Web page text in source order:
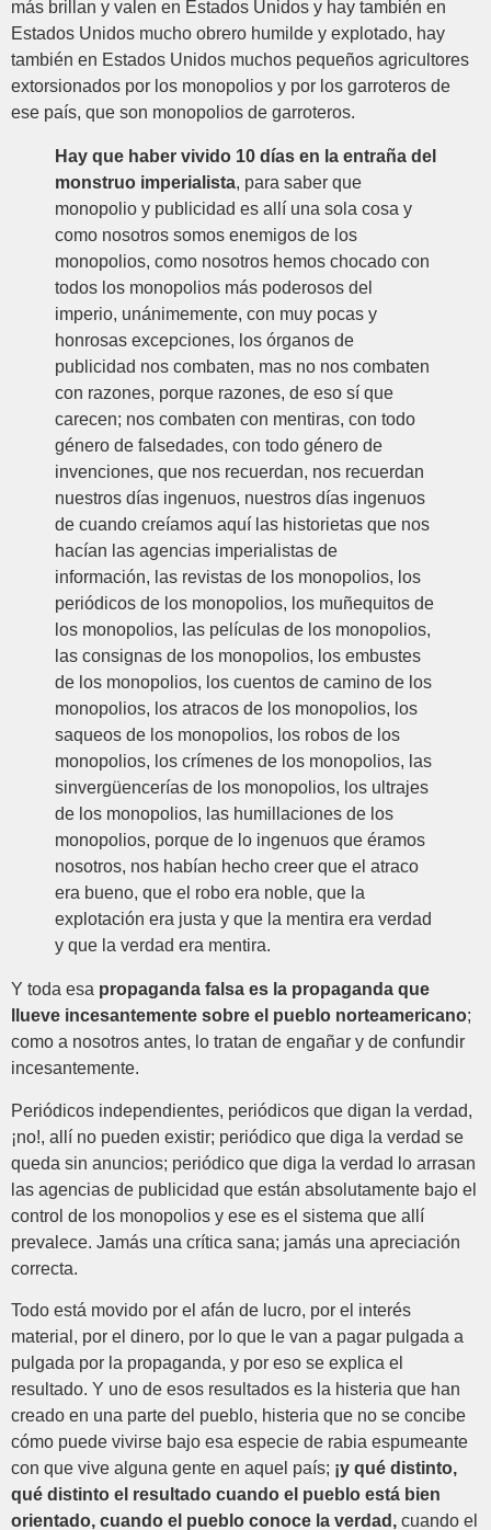
más brillan y valen en Estados Unidos y hay también en
Estados Unidos mucho obrero humilde y explotado, hay
también en Estados Unidos muchos pequeños agricultores
extorsionados por los monopolios y por los garroteros de
ese país, que son monopolios de garroteros.
Hay que haber vivido 10 días en la entraña del
monstruo imperialista, para saber que
monopolio y publicidad es allí una sola cosa y
como nosotros somos enemigos de los
monopolios, como nosotros hemos chocado con
todos los monopolios más poderosos del
imperio, unánimemente, con muy pocas y
honrosas excepciones, los órganos de
publicidad nos combaten, mas no nos combaten
con razones, porque razones, de eso sí que
carecen; nos combaten con mentiras, con todo
género de falsedades, con todo género de
invenciones, que nos recuerdan, nos recuerdan
nuestros días ingenuos, nuestros días ingenuos
de cuando creíamos aquí las historietas que nos
hacían las agencias imperialistas de
información, las revistas de los monopolios, los
periódicos de los monopolios, los muñequitos de
los monopolios, las películas de los monopolios,
las consignas de los monopolios, los embustes
de los monopolios, los cuentos de camino de los
monopolios, los atracos de los monopolios, los
saqueos de los monopolios, los robos de los
monopolios, los crímenes de los monopolios, las
sinvergüencerías de los monopolios, los ultrajes
de los monopolios, las humillaciones de los
monopolios, porque de lo ingenuos que éramos
nosotros, nos habían hecho creer que el atraco
era bueno, que el robo era noble, que la
explotación era justa y que la mentira era verdad
y que la verdad era mentira.
Y toda esa propaganda falsa es la propaganda que
llueve incesantemente sobre el pueblo norteamericano;
como a nosotros antes, lo tratan de engañar y de confundir
incesantemente.
Periódicos independientes, periódicos que digan la verdad,
¡no!, allí no pueden existir; periódico que diga la verdad se
queda sin anuncios; periódico que diga la verdad lo arrasan
las agencias de publicidad que están absolutamente bajo el
control de los monopolios y ese es el sistema que allí
prevalece. Jamás una crítica sana; jamás una apreciación
correcta.
Todo está movido por el afán de lucro, por el interés
material, por el dinero, por lo que le van a pagar pulgada a
pulgada por la propaganda, y por eso se explica el
resultado. Y uno de esos resultados es la histeria que han
creado en una parte del pueblo, histeria que no se concibe
cómo puede vivirse bajo esa especie de rabia espumeante
con que vive alguna gente en aquel país; ¡y qué distinto,
qué distinto el resultado cuando el pueblo está bien
orientado, cuando el pueblo conoce la verdad, cuando el